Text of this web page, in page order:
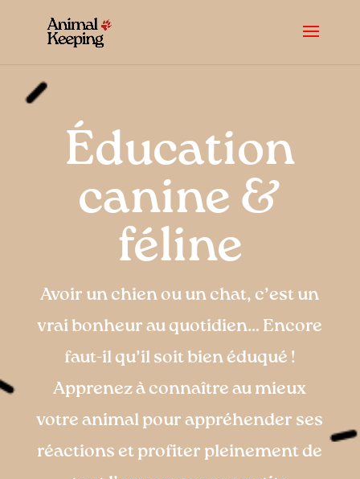
Éducation
canine &
féline
Avoir un chien ou un chat, c’est un
vrai bonheur au quotidien… Encore
faut-il qu’il soit bien éduqué !
Apprenez à connaître au mieux
votre animal pour appréhender ses
réactions et profiter pleinement de